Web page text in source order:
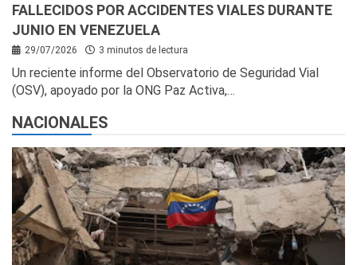
FALLECIDOS POR ACCIDENTES VIALES DURANTE
JUNIO EN VENEZUELA
29/07/2026 3 minutos de lectura
Un reciente informe del Observatorio de Seguridad Vial
(OSV), apoyado por la ONG Paz Activa,…
NACIONALES